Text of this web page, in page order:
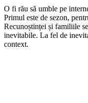
O fi rău să umble pe
Primul este de sezon,
Recunoștinței și familiile
inevitabile. La fel de
context.